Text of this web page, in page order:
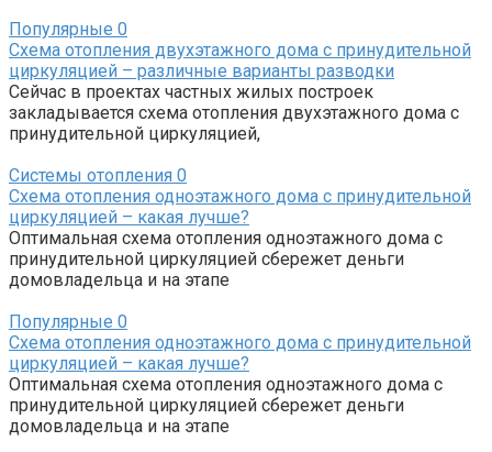
Популярные 0
Схема отопления двухэтажного дома с принудительной
циркуляцией – различные варианты разводки
Сейчас в проектах частных жилых построек
закладывается схема отопления двухэтажного дома с
принудительной циркуляцией,
Системы отопления 0
Схема отопления одноэтажного дома с принудительной
циркуляцией – какая лучше?
Оптимальная схема отопления одноэтажного дома с
принудительной циркуляцией сбережет деньги
домовладельца и на этапе
Популярные 0
Схема отопления одноэтажного дома с принудительной
циркуляцией – какая лучше?
Оптимальная схема отопления одноэтажного дома с
принудительной циркуляцией сбережет деньги
домовладельца и на этапе